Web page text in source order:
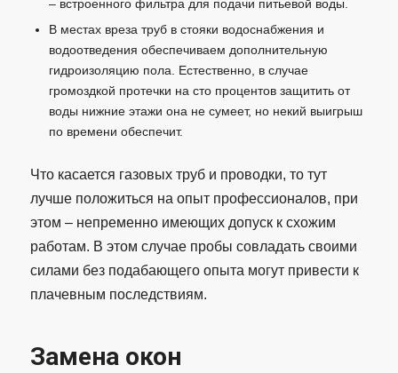
– встроенного фильтра для подачи питьевой воды.
В местах вреза труб в стояки водоснабжения и
водоотведения обеспечиваем дополнительную
гидроизоляцию пола. Естественно, в случае
громоздкой протечки на сто процентов защитить от
воды нижние этажи она не сумеет, но некий выигрыш
по времени обеспечит.
Что касается газовых труб и проводки, то тут
лучше положиться на опыт профессионалов, при
этом – непременно имеющих допуск к схожим
работам. В этом случае пробы совладать своими
силами без подабающего опыта могут привести к
плачевным последствиям.
Замена окон